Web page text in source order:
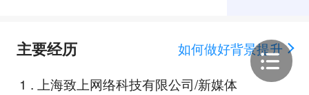
主要经历
如何做好背景提升
1 . 上海致上网络科技有限公司/新媒体